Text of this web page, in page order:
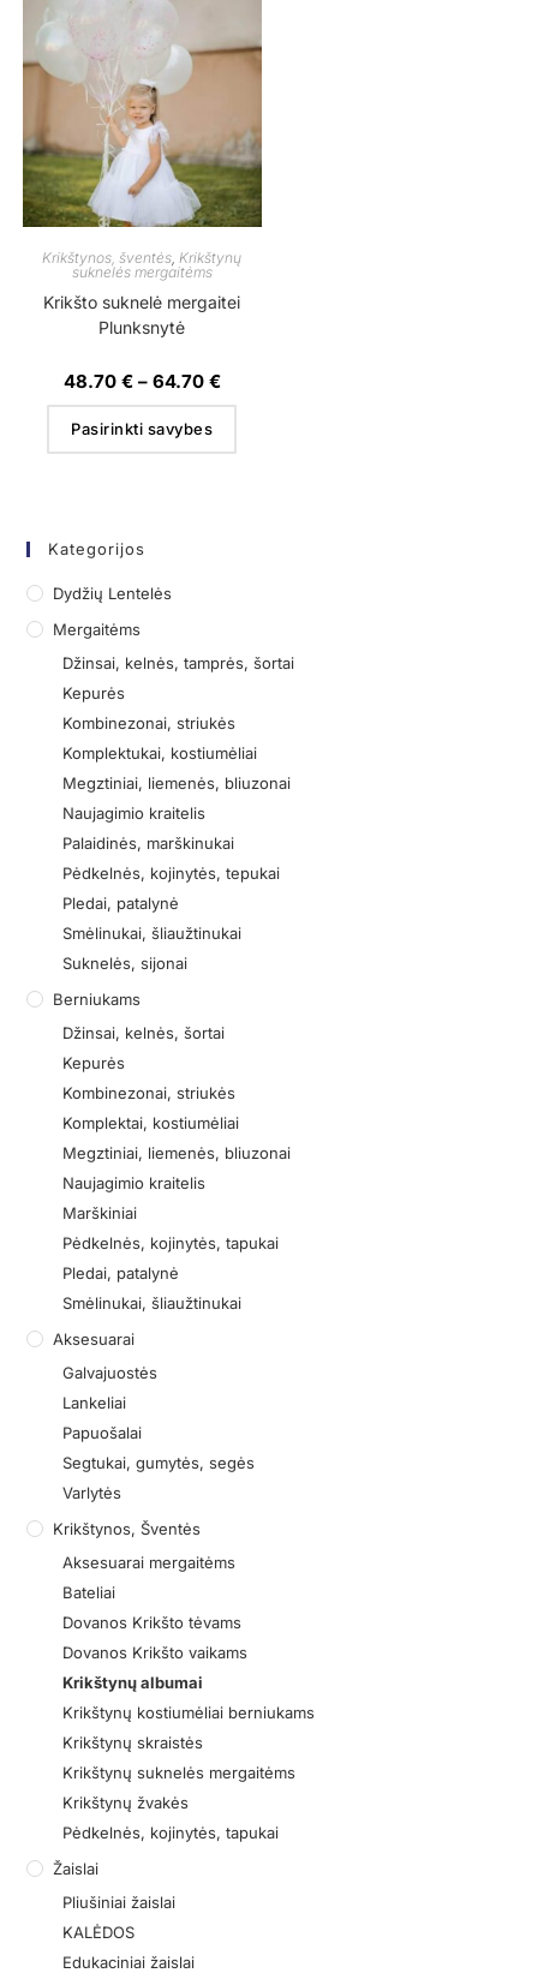
Krikštynos, šventės,Krikštynų
suknelės mergaitėms
Krikšto suknelė mergaitei
Plunksnytė
48.70 € – 64.70 €
Pasirinkti savybes
Kategorijos
Dydžių Lentelės
Mergaitėms
Džinsai, kelnės, tamprės, šortai
Kepurės
Kombinezonai, striukės
Komplektukai, kostiumėliai
Megztiniai, liemenės, bliuzonai
Naujagimio kraitelis
Palaidinės, marškinukai
Pėdkelnės, kojinytės, tepukai
Pledai, patalynė
Smėlinukai, šliaužtinukai
Suknelės, sijonai
Berniukams
Džinsai, kelnės, šortai
Kepurės
Kombinezonai, striukės
Komplektai, kostiumėliai
Megztiniai, liemenės, bliuzonai
Naujagimio kraitelis
Marškiniai
Pėdkelnės, kojinytės, tapukai
Pledai, patalynė
Smėlinukai, šliaužtinukai
Aksesuarai
Galvajuostės
Lankeliai
Papuošalai
Segtukai, gumytės, segės
Varlytės
Krikštynos, Šventės
Aksesuarai mergaitėms
Bateliai
Dovanos Krikšto tėvams
Dovanos Krikšto vaikams
Krikštynų albumai
Krikštynų kostiumėliai berniukams
Krikštynų skraistės
Krikštynų suknelės mergaitėms
Krikštynų žvakės
Pėdkelnės, kojinytės, tapukai
Žaislai
Pliušiniai žaislai
KALĖDOS
Edukaciniai žaislai